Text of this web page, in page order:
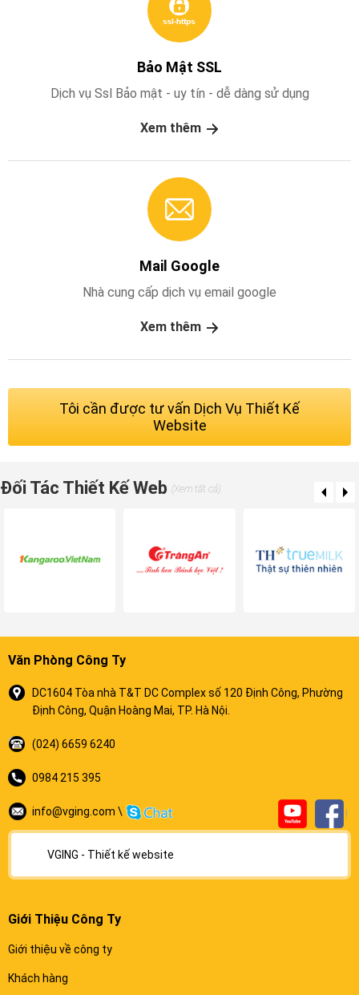
Bảo Mật SSL
Dịch vụ Ssl Bảo mật - uy tín - dễ dàng sử dụng
Xem thêm
Mail Google
Nhà cung cấp dịch vụ email google
Xem thêm
Tôi cần được tư vấn Dịch Vụ Thiết Kế
Website
Đối Tác Thiết Kế Web (Xem tất cả)
Văn Phòng Công Ty
DC1604 Tòa nhà T&T DC Complex số 120 Định Công, Phường
Định Công, Quận Hoàng Mai, TP. Hà Nội.
(024) 6659 6240
0984 215 395
info@vging.com \
VGING - Thiết kế website
Giới Thiệu Công Ty
Giới thiệu về công ty
Khách hàng